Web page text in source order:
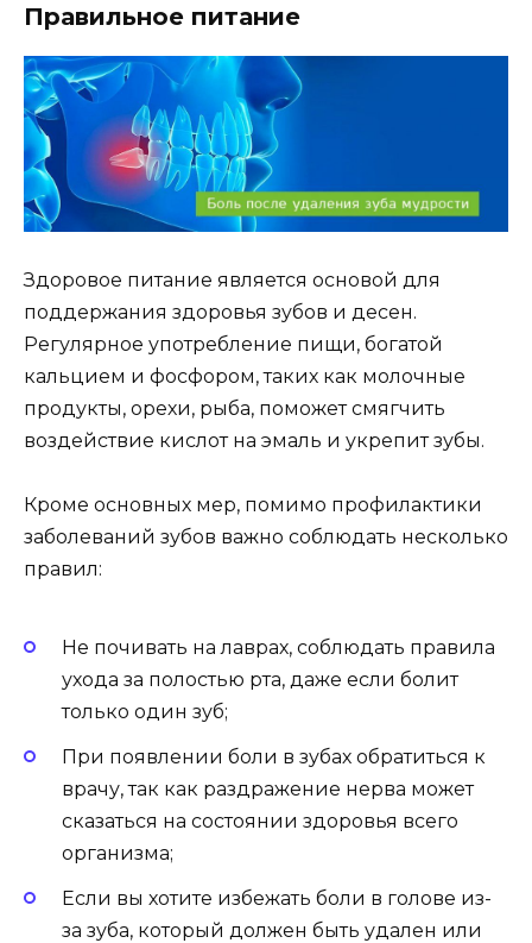
Правильное питание
Здоровое питание является основой для
поддержания здоровья зубов и десен.
Регулярное употребление пищи, богатой
кальцием и фосфором, таких как молочные
продукты, орехи, рыба, поможет смягчить
воздействие кислот на эмаль и укрепит зубы.
Кроме основных мер, помимо профилактики
заболеваний зубов важно соблюдать несколько
правил:
Не почивать на лаврах, соблюдать правила
ухода за полостью рта, даже если болит
только один зуб;
При появлении боли в зубах обратиться к
врачу, так как раздражение нерва может
сказаться на состоянии здоровья всего
организма;
Если вы хотите избежать боли в голове из-
за зуба, который должен быть удален или